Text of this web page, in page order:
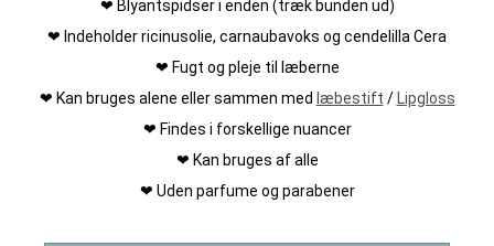
❤ Blyantspidser i enden (træk bunden ud)
❤ Indeholder ricinusolie, carnaubavoks og cendelilla Cera
❤ Fugt og pleje til læberne
❤ Kan bruges alene eller sammen med læbestift / Lipgloss
❤ Findes i forskellige nuancer
❤ Kan bruges af alle
❤ Uden parfume og parabener